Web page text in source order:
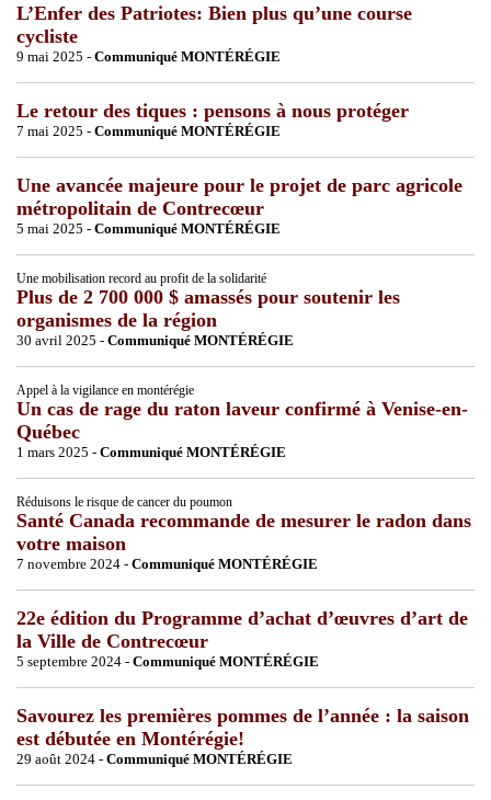
L’Enfer des Patriotes: Bien plus qu’une course
cycliste
9 mai 2025 - Communiqué MONTÉRÉGIE
Le retour des tiques : pensons à nous protéger
7 mai 2025 - Communiqué MONTÉRÉGIE
Une avancée majeure pour le projet de parc agricole
métropolitain de Contrecœur
5 mai 2025 - Communiqué MONTÉRÉGIE
Une mobilisation record au profit de la solidarité
Plus de 2 700 000 $ amassés pour soutenir les
organismes de la région
30 avril 2025 - Communiqué MONTÉRÉGIE
Appel à la vigilance en montérégie
Un cas de rage du raton laveur confirmé à Venise-en-
Québec
1 mars 2025 - Communiqué MONTÉRÉGIE
Réduisons le risque de cancer du poumon
Santé Canada recommande de mesurer le radon dans
votre maison
7 novembre 2024 - Communiqué MONTÉRÉGIE
22e édition du Programme d’achat d’œuvres d’art de
la Ville de Contrecœur
5 septembre 2024 - Communiqué MONTÉRÉGIE
Savourez les premières pommes de l’année : la saison
est débutée en Montérégie!
29 août 2024 - Communiqué MONTÉRÉGIE